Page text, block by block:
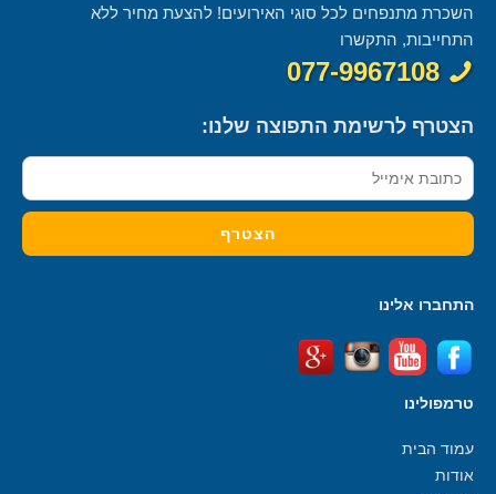
השכרת מתנפחים לכל סוגי האירועים! להצעת מחיר ללא
התחייבות, התקשרו
077-9967108
הצטרף לרשימת התפוצה שלנו:
התחברו אלינו
טרמפולינו
עמוד הבית
אודות